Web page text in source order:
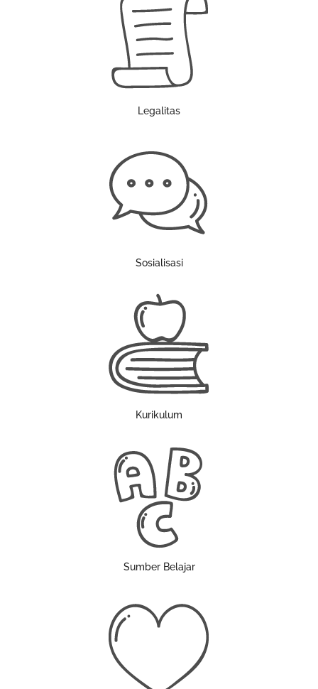
Legalitas
Sosialisasi
Kurikulum
Sumber Belajar